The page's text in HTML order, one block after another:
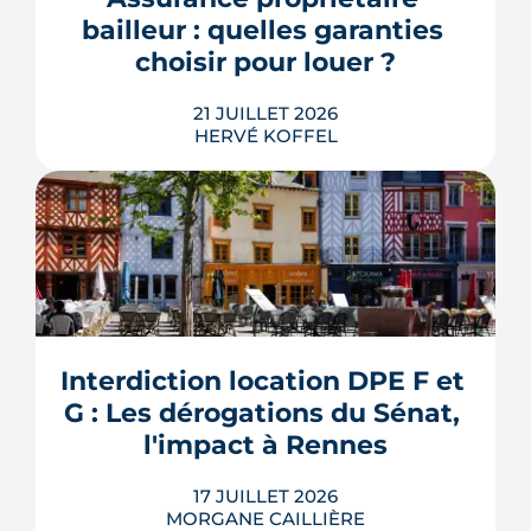
pourraient à terme changer de mains,
sans que la liste ni le calendrier s...
LIRE L'ARTICLE
bailleur : quelles garanties
choisir pour louer ?
21 JUILLET 2026
HERVÉ KOFFEL
Louer, c'est aussi assurer. Entre
l'obligation légale, les garanties utiles
et les options commerciales, ce guide
bien sans payer pour rien.
LIRE L'ARTICLE
Interdiction location DPE F et
G : Les dérogations du Sénat,
l'impact à Rennes
17 JUILLET 2026
MORGANE CAILLIÈRE